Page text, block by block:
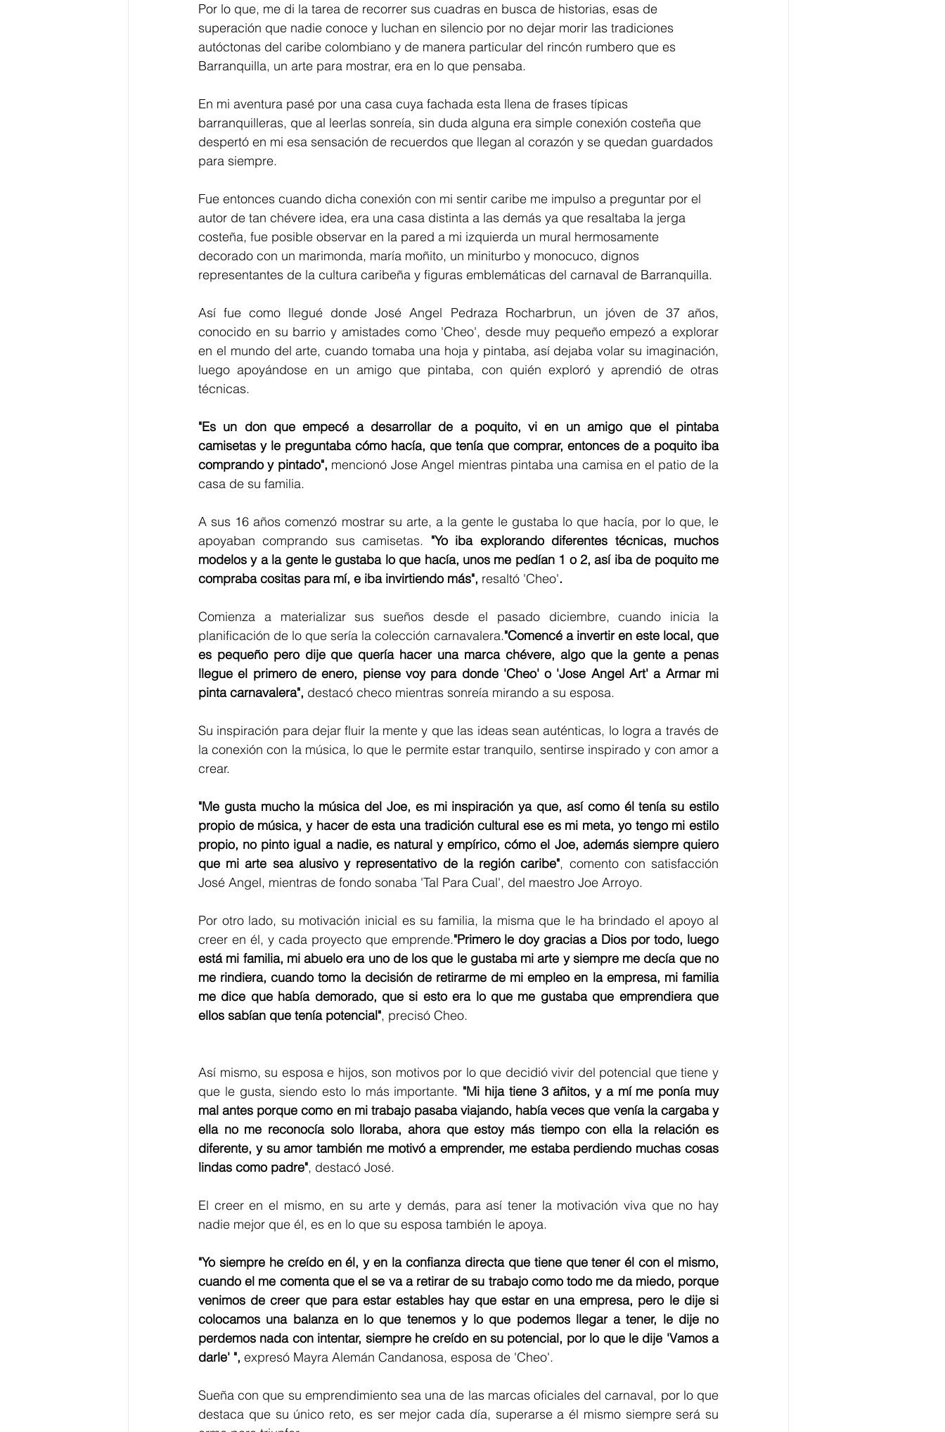
Por lo que, me di la tarea de recorrer sus cuadras en busca de historias, esas de
superación que nadie conoce y luchan en silencio por no dejar morir las tradiciones
autóctonas del caribe colombiano y de manera particular del rincón rumbero que es
Barranquilla, un arte para mostrar, era en lo que pensaba.
En mi aventura pasé por una casa cuya fachada esta llena de frases típicas
barranquilleras, que al leerlas sonreía, sin duda alguna era simple conexión costeña que
despertó en mi esa sensación de recuerdos que llegan al corazón y se quedan guardados
para siempre.
Fue entonces cuando dicha conexión con mi sentir caribe me impulso a preguntar por el
autor de tan chévere idea, era una casa distinta a las demás ya que resaltaba la jerga
costeña, fue posible observar en la pared a mi izquierda un mural hermosamente
decorado con un marimonda, maría moñito, un miniturbo y monocuco, dignos
representantes de la cultura caribeña y figuras emblemáticas del carnaval de Barranquilla.
Así fue como llegué donde José Angel Pedraza Rocharbrun, un jóven de 37 años,
conocido en su barrio y amistades como 'Cheo', desde muy pequeño empezó a explorar
en el mundo del arte, cuando tomaba una hoja y pintaba, así dejaba volar su imaginación,
luego apoyándose en un amigo que pintaba, con quién exploró y aprendió de otras
técnicas.
"Es un don que empecé a desarrollar de a poquito, vi en un amigo que el pintaba
camisetas y le preguntaba cómo hacía, que tenía que comprar, entonces de a poquito iba
comprando y pintado", mencionó Jose Angel mientras pintaba una camisa en el patio de la
casa de su familia.
A sus 16 años comenzó mostrar su arte, a la gente le gustaba lo que hacía, por lo que, le
apoyaban comprando sus camisetas. "Yo iba explorando diferentes técnicas, muchos
modelos y a la gente le gustaba lo que hacía, unos me pedían 1 o 2, así iba de poquito me
compraba cositas para mí, e iba invirtiendo más", resaltó 'Cheo'.
Comienza a materializar sus sueños desde el pasado diciembre, cuando inicia la
planificación de lo que sería la colección carnavalera."Comencé a invertir en este local, que
es pequeño pero dije que quería hacer una marca chévere, algo que la gente a penas
llegue el primero de enero, piense voy para donde 'Cheo' o 'Jose Angel Art' a Armar mi
pinta carnavalera", destacó checo mientras sonreía mirando a su esposa.
Su inspiración para dejar fluir la mente y que las ideas sean auténticas, lo logra a través de
la conexión con la música, lo que le permite estar tranquilo, sentirse inspirado y con amor a
crear.
"Me gusta mucho la música del Joe, es mi inspiración ya que, así como él tenía su estilo
propio de música, y hacer de esta una tradición cultural ese es mi meta, yo tengo mi estilo
propio, no pinto igual a nadie, es natural y empírico, cómo el Joe, además siempre quiero
que mi arte sea alusivo y representativo de la región caribe", comento con satisfacción
José Angel, mientras de fondo sonaba 'Tal Para Cual', del maestro Joe Arroyo.
Por otro lado, su motivación inicial es su familia, la misma que le ha brindado el apoyo al
creer en él, y cada proyecto que emprende."Primero le doy gracias a Dios por todo, luego
está mi familia, mi abuelo era uno de los que le gustaba mi arte y siempre me decía que no
me rindiera, cuando tomo la decisión de retirarme de mi empleo en la empresa, mi familia
me dice que había demorado, que si esto era lo que me gustaba que emprendiera que
ellos sabían que tenía potencial", precisó Cheo.
Así mismo, su esposa e hijos, son motivos por lo que decidió vivir del potencial que tiene y
que le gusta, siendo esto lo más importante. "Mi hija tiene 3 añitos, y a mí me ponía muy
mal antes porque como en mi trabajo pasaba viajando, había veces que venía la cargaba y
ella no me reconocía solo lloraba, ahora que estoy más tiempo con ella la relación es
diferente, y su amor también me motivó a emprender, me estaba perdiendo muchas cosas
lindas como padre", destacó José.
El creer en el mismo, en su arte y demás, para así tener la motivación viva que no hay
nadie mejor que él, es en lo que su esposa también le apoya.
"Yo siempre he creído en él, y en la confianza directa que tiene que tener él con el mismo,
cuando el me comenta que el se va a retirar de su trabajo como todo me da miedo, porque
venimos de creer que para estar estables hay que estar en una empresa, pero le dije si
colocamos una balanza en lo que tenemos y lo que podemos llegar a tener, le dije no
perdemos nada con intentar, siempre he creído en su potencial, por lo que le dije 'Vamos a
darle' ", expresó Mayra Alemán Candanosa, esposa de 'Cheo'.
Sueña con que su emprendimiento sea una de las marcas oficiales del carnaval, por lo que
destaca que su único reto, es ser mejor cada día, superarse a él mismo siempre será su